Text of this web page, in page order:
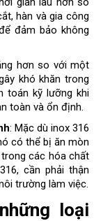
hàn và gia công
đảm bảo không
hơn so với một
khó khăn trong
toán kỹ lưỡng khi
toàn và ổn định.
: Mặc dù inox 316
có thể bị ăn mòn
các hóa chất
cần phải thận
trường làm việc.
loại